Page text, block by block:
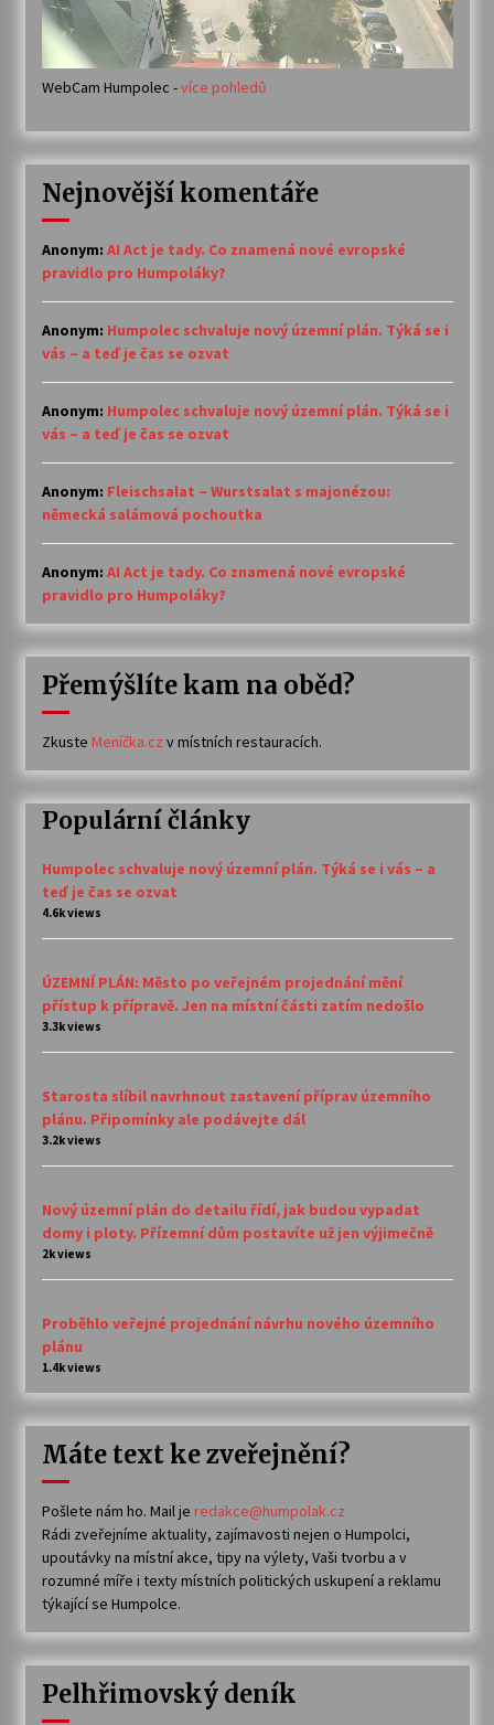
WebCam Humpolec -více pohledů
Nejnovější komentáře
Anonym: AI Act je tady. Co znamená nové evropské
pravidlo pro Humpoláky?
Anonym: Humpolec schvaluje nový územní plán. Týká se i
vás – a teď je čas se ozvat
Anonym: Humpolec schvaluje nový územní plán. Týká se i
vás – a teď je čas se ozvat
Anonym: Fleischsalat – Wurstsalat s majonézou:
německá salámová pochoutka
Anonym: AI Act je tady. Co znamená nové evropské
pravidlo pro Humpoláky?
Přemýšlíte kam na oběd?
Zkuste Meníčka.cz v místních restauracích.
Populární články
Humpolec schvaluje nový územní plán. Týká se i vás – a
teď je čas se ozvat
4.6k views
ÚZEMNÍ PLÁN: Město po veřejném projednání mění
přístup k přípravě. Jen na místní části zatím nedošlo
3.3k views
Starosta slíbil navrhnout zastavení příprav územního
plánu. Připomínky ale podávejte dál
3.2k views
Nový územní plán do detailu řídí, jak budou vypadat
domy i ploty. Přízemní dům postavíte už jen výjimečně
2k views
Proběhlo veřejné projednání návrhu nového územního
plánu
1.4k views
Máte text ke zveřejnění?
Pošlete nám ho. Mail je redakce@humpolak.cz
Rádi zveřejníme aktuality, zajímavosti nejen o Humpolci,
upoutávky na místní akce, tipy na výlety, Vaši tvorbu a v
rozumné míře i texty místních politických uskupení a reklamu
týkající se Humpolce.
Pelhřimovský deník